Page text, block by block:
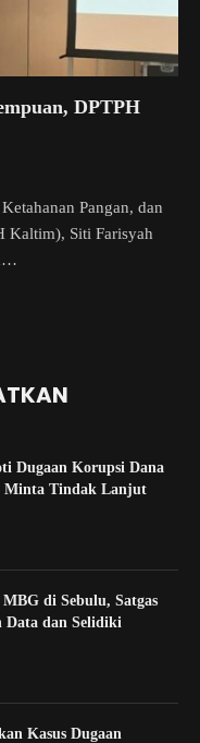
DPTPH
Pangan, dan
Kaltim), Siti Farisyah
Dugaan Korupsi Dana
Minta Tindak Lanjut
di Sebulu, Satgas
dan Selidiki
Kasus Dugaan